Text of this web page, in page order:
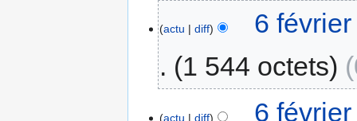
actu diff
6
1 544 octets
actu diff
6